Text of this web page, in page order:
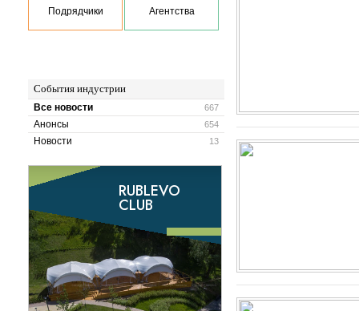
Подрядчики Агентства
События индустрии
667
Все новости
654
Анонсы
13
Новости